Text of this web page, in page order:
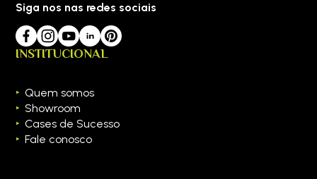
Siga nos nas redes sociais
INSTITUCIONAL
Quem somos
Showroom
Cases de Sucesso
Fale conosco